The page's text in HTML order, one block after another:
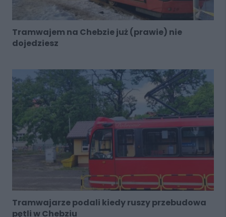
Tramwajem na Chebzie już (prawie) nie
dojedziesz
Tramwajarze podali kiedy ruszy przebudowa
pętli w Chebziu